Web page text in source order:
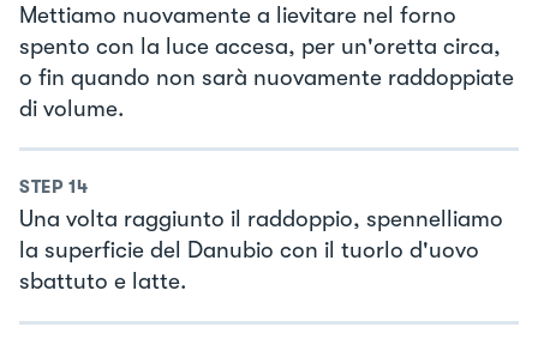
Mettiamo nuovamente a lievitare nel forno
spento con la luce accesa, per un'oretta circa,
o fin quando non sarà nuovamente raddoppiate
di volume.
STEP 14
Una volta raggiunto il raddoppio, spennelliamo
la superficie del Danubio con il tuorlo d'uovo
sbattuto e latte.